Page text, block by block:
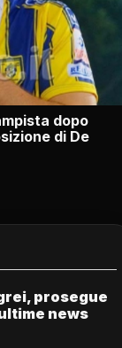
dopo
di De
prosegue
news